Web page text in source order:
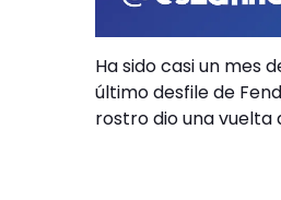
Ha sido casi un mes
último desfile de
rostro dio una vuelta